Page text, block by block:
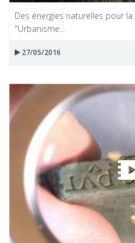
Des énergies naturelles pour
"Urbanisme...
27/05/2016